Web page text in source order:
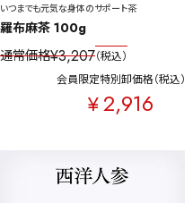
いつまでも元気な身体のサポート茶
羅布麻茶 100g
通常価格¥3,207 税込
会員限定特別卸価格
¥2,916
税込